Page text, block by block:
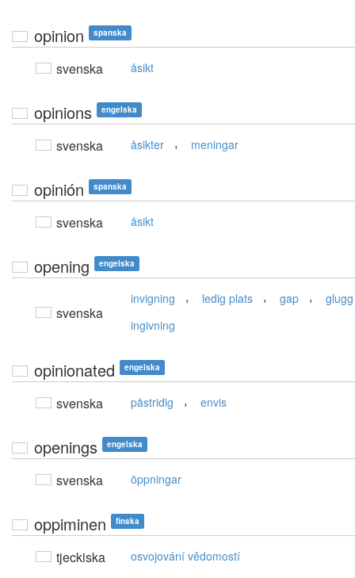
opinion spanska
svenska åsikt
opinions engelska
svenska åsikter , meningar
opinión spanska
svenska åsikt
opening engelska
svenska
invigning , ledig plats , gap ,
glugg
ingivning
opinionated engelska
svenska påstridig , envis
openings engelska
svenska öppningar
oppiminen finska
tjeckiska osvojování vědomostí